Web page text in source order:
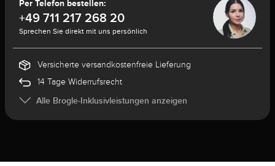
Per Telefon bestellen:
+49 711 217 268 20
Sprechen Sie direkt mit uns persönlich
Versicherte versandkostenfreie Lieferung
14 Tage Widerrufsrecht
Alle Brogle-Inklusivleistungen anzeigen